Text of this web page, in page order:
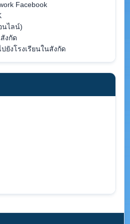
Facebook
นไลน์)
งกัด
ยังโรงเรียนในสังกัด